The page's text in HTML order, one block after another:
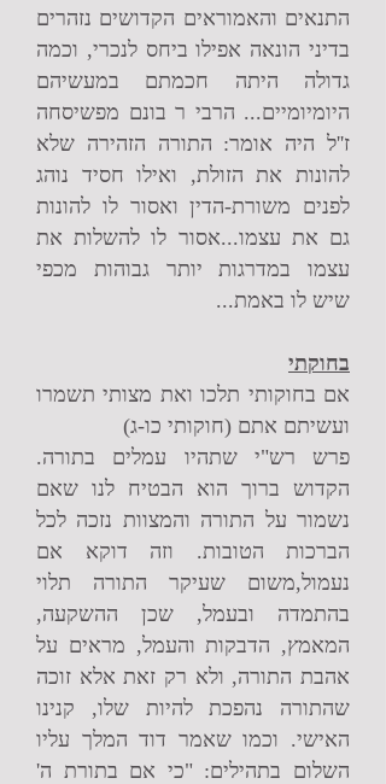
התנאים והאמוראים הקדושים נזהרים
בדיני הונאה אפילו ביחס לנכרי, וכמה
גדולה היתה חכמתם במעשיהם
היומיומיים... הרבי ר בונם מפשיסחה
ז''ל היה אומר: התורה הזהירה שלא
להונות את הזולת, ואילו חסיד נוהג
לפנים משורת-הדין ואסור לו להונות
גם את עצמו...אסור לו להשלות את
עצמו במדרגות יותר גבוהות מכפי
שיש לו באמת...
בחוקתי​
אם בחוקותי תלכו ואת מצותי תשמרו
ועשיתם אתם (חוקותי כו-ג)
פרש רש"י שתהיו עמלים בתורה.
הקדוש ברוך הוא הבטיח לנו שאם
נשמור על התורה והמצוות נזכה לכל
הברכות הטובות. וזה דוקא אם
נעמול,משום שעיקר התורה תלוי
בהתמדה ובעמל, שכן ההשקעה,
המאמץ, הדבקות והעמל, מראים על
אהבת התורה, ולא רק זאת אלא זוכה
שהתורה נהפכת להיות שלו, קנינו
האישי. וכמו שאמר דוד המלך עליו
השלום בתהילים: "כי אם בתורת ה'